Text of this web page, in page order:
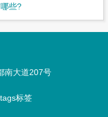
些?
南大道207号
tags标签